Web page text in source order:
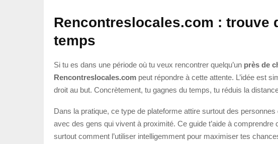
Rencontreslocales.com : trouve
temps
Si tu es dans une période où tu veux rencontrer quelqu’un près de
Rencontreslocales.com peut répondre à cette attente. L’idée est
droit au but. Concrètement, tu gagnes du temps, tu réduis la
Dans la pratique, ce type de plateforme attire surtout des
avec des gens qui vivent à proximité. Ce guide t’aide à
surtout comment l’utiliser intelligemment pour maximiser tes